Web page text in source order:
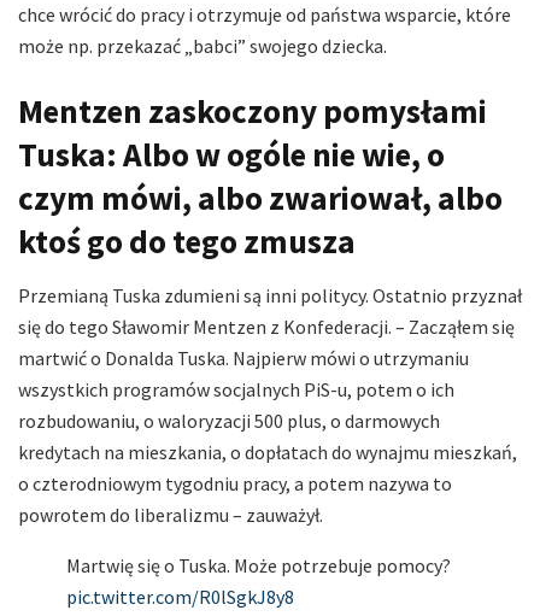
chce wrócić do pracy i otrzymuje od państwa wsparcie, które
może np. przekazać „babci” swojego dziecka.
Mentzen zaskoczony pomysłami
Tuska: Albo w ogóle nie wie, o
czym mówi, albo zwariował, albo
ktoś go do tego zmusza
Przemianą Tuska zdumieni są inni politycy. Ostatnio przyznał
się do tego Sławomir Mentzen z Konfederacji. – Zacząłem się
martwić o Donalda Tuska. Najpierw mówi o utrzymaniu
wszystkich programów socjalnych PiS-u, potem o ich
rozbudowaniu, o waloryzacji 500 plus, o darmowych
kredytach na mieszkania, o dopłatach do wynajmu mieszkań,
o czterodniowym tygodniu pracy, a potem nazywa to
powrotem do liberalizmu – zauważył.
Martwię się o Tuska. Może potrzebuje pomocy?
pic.twitter.com/R0lSgkJ8y8